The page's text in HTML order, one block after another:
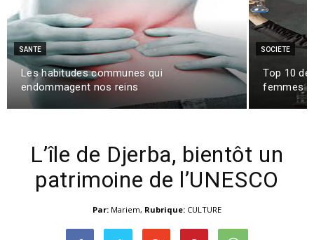
SANTE
Les habitudes communes qui
endommagent nos reins
SOCIETE
Top 10
femmes !
L’île de Djerba, bientôt un
patrimoine de l’UNESCO
Par: Mariem, Rubrique: CULTURE